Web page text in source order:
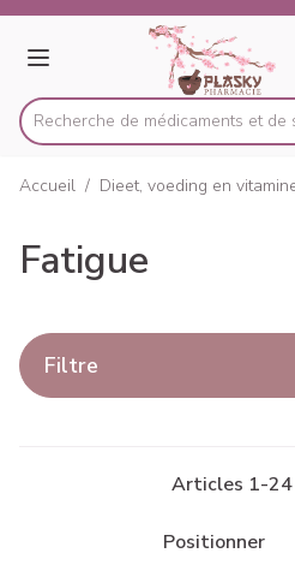
Menu
Rechercher
Recherche de médica
Accueil / Dieet, voeding en
Fatigue
Filtre
Articles 1-24
Trier par: